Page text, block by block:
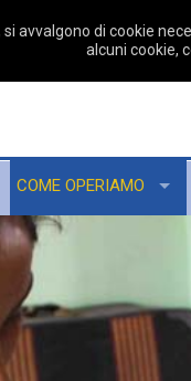
COME OPERIAMO
avvalgono di cookie
alcuni cookie,